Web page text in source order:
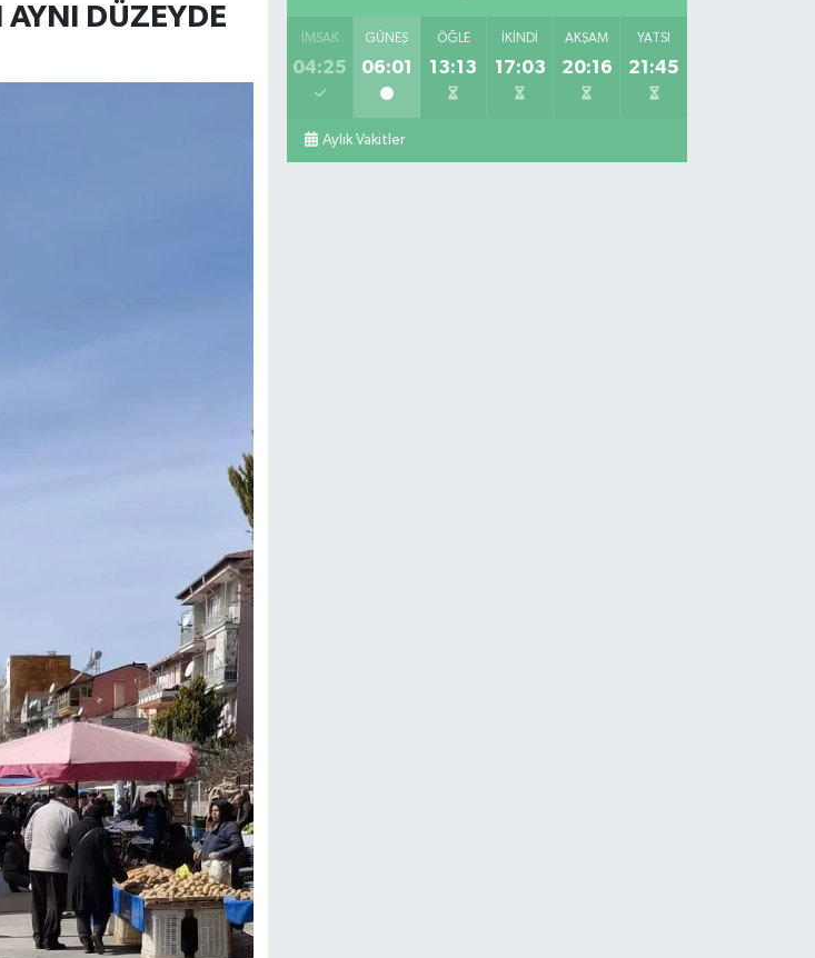
AYNI DÜZEYDE
İMSAK
04:25
GÜNEŞ
06:01
ÖĞLE
13:13
İKINDI
17:03
AKŞAM
20:16
YATSI
21:45
Aylık Vakitler